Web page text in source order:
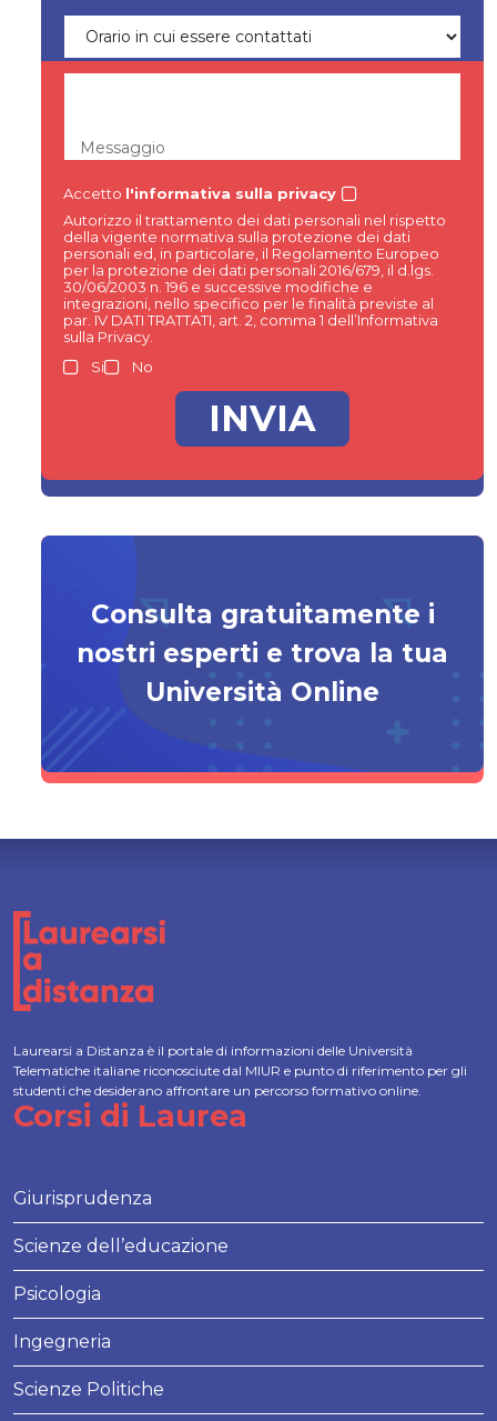
Messaggio
Accetto l'informativa sulla privacy
Autorizzo il trattamento dei dati personali nel rispetto
della vigente normativa sulla protezione dei dati
personali ed, in particolare, il Regolamento Europeo
per la protezione dei dati personali 2016/679, il d.lgs.
30/06/2003 n. 196 e successive modifiche e
integrazioni, nello specifico per le finalità previste al
par. IV DATI TRATTATI, art. 2, comma 1 dell’Informativa
sulla Privacy.
Si
No
Consulta gratuitamente i
nostri esperti e trova la tua
Università Online
Laurearsi a Distanza è il portale di informazioni delle Università
Telematiche italiane riconosciute dal MIUR e punto di riferimento per gli
studenti che desiderano affrontare un percorso formativo online.
Corsi di Laurea
Giurisprudenza
Scienze dell’educazione
Psicologia
Ingegneria
Scienze Politiche